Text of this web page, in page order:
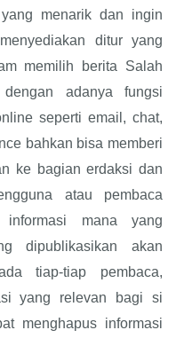
menarik dan ingin
ditur yang
memilih berita Salah
adanya fungsi
seperti email, chat,
bahkan bisa memberi
ke bagian erdaksi dan
atau pembaca
informasi mana yang
dipublikasikan akan
tiap-tiap pembaca,
yang relevan bagi si
menghapus informasi